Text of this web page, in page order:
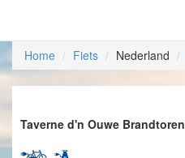
Home Fiets Nederland
Taverne d'n Ouwe Brandtoren